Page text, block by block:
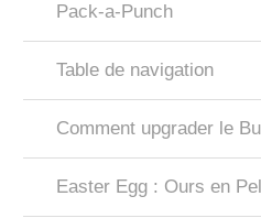
Pack-a-Punch
Table de navigation
Comment upgrader le
Easter Egg : Ours en